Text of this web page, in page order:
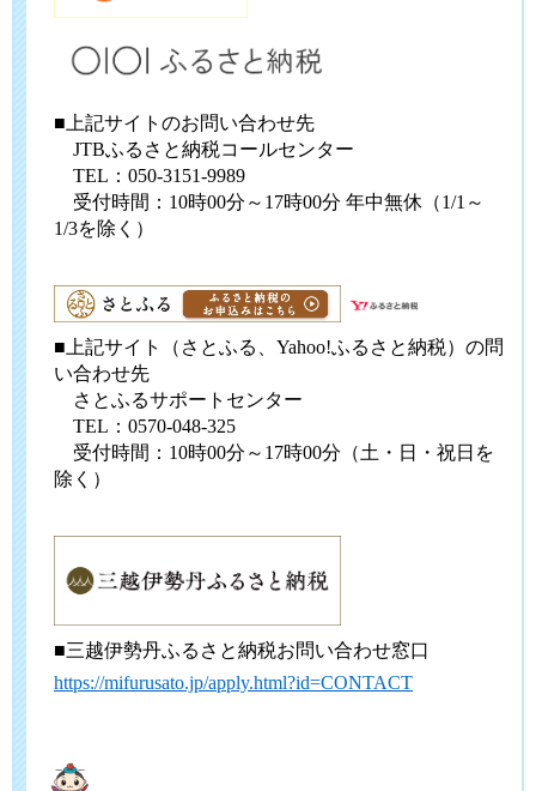
■上記サイトのお問い合わせ先
JTBふるさと納税コールセンター
TEL：050-3151-9989
受付時間：10時00分～17時00分 年中無休（1/1～
1/3を除く）
■上記サイト（さとふる、Yahoo!ふるさと納税）の問
い合わせ先
さとふるサポートセンター
TEL：0570-048-325
受付時間：10時00分～17時00分（土・日・祝日を
除く）
■三越伊勢丹ふるさと納税お問い合わせ窓口
https://mifurusato.jp/apply.html?id=CONTACT